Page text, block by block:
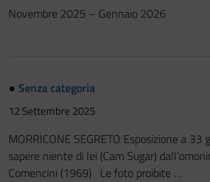
Novembre 2025 – Gennaio 2026
● Senza categoria
12 Settembre 2025
MORRICONE SEGRETO Esposizione a 33
sapere niente di lei (Cam Sugar)
Comencini (1969) Le foto proibite …